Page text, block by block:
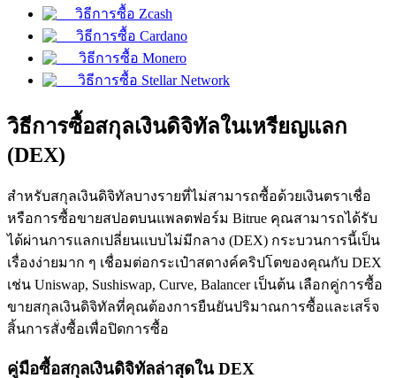
เข้าร่วมกับเทรดเดอร์ชั้นนำ
เป็นเทรดเดอร์คัดลอก
เพลิดเพลินกับการแบ่งปันผลกำไรและค่าคอมมิชชั่นการคัด
ลอกการซื้อขาย
วิธีการซื้อ Zcash
วิธีการซื้อ Cardano
วิธีการซื้อ Monero
วิธีการซื้อ Stellar Network
วิธีการซื้อสกุลเงินดิจิทัลในเหรียญแลก
(DEX)
สำหรับสกุลเงินดิจิทัลบางรายที่ไม่สามารถซื้อด้วยเงินตราเชื่อ
หรือการซื้อขายสปอตบนแพลตฟอร์ม Bitrue คุณสามารถได้รับ
ได้ผ่านการแลกเปลี่ยนแบบไม่มีกลาง (DEX) กระบวนการนี้เป็น
เรื่องง่ายมาก ๆ เชื่อมต่อกระเป๋าสตางค์คริปโตของคุณกับ DEX
เช่น Uniswap, Sushiswap, Curve, Balancer เป็นต้น เลือกคู่การซื้อ
ขายสกุลเงินดิจิทัลที่คุณต้องการยืนยันปริมาณการซื้อและเสร็จ
สิ้นการสั่งซื้อเพื่อปิดการซื้อ
คู่มือซื้อสกุลเงินดิจิทัลล่าสุดใน DEX